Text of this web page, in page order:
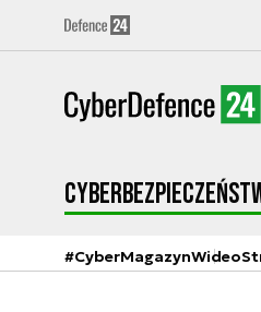
#CyberMagazynWideo